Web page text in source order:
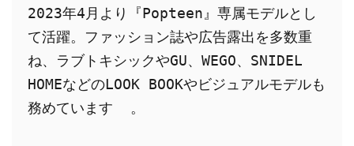
2023年4月より『Popteen』専属モデルとし
て活躍。ファッション誌や広告露出を多数重
ね、ラブトキシックやGU、WEGO、SNIDEL
HOMEなどのLOOK BOOKやビジュアルモデルも
務めています  。